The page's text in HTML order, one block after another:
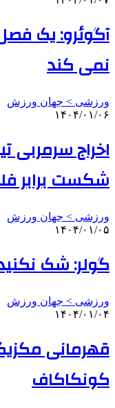
آگوئرو: یک
نمی کند
ورزشی > جهان ورزش
۱۴۰۴/۰۱/۰۶
اخراج سرمربی
شکست برابر
ورزشی > جهان ورزش
۱۴۰۴/۰۱/۰۵
گولر: شک
ورزشی > جهان ورزش
۱۴۰۴/۰۱/۰۴
قهرمانی
کونکاکاف